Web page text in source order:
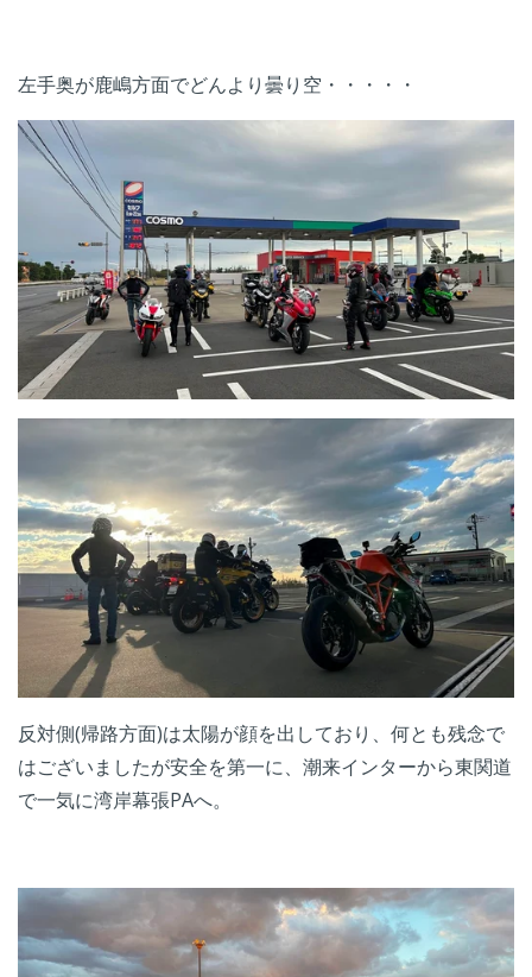
左手奥が鹿嶋方面でどんより曇り空・・・・・
反対側(帰路方面)は太陽が顔を出しており、何とも残念で
はございましたが安全を第一に、潮来インターから東関道
で一気に湾岸幕張PAへ。